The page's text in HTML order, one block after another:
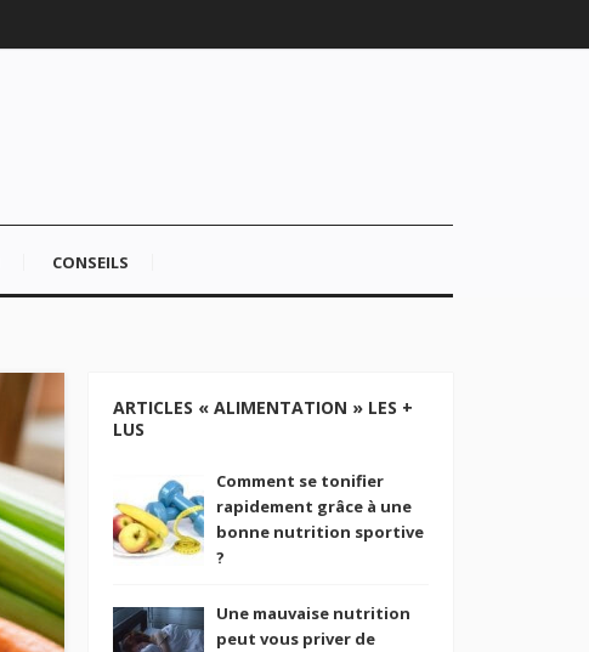
CONSEILS
ARTICLES « ALIMENTATION » LES +
LUS
Comment se tonifier
rapidement grâce à une
bonne nutrition sportive
?
Une mauvaise nutrition
peut vous priver de